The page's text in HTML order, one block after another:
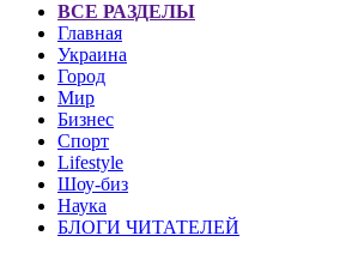
ВСЕ РАЗДЕЛЫ
Главная
Украина
Город
Мир
Бизнес
Спорт
Lifestyle
Шоу-биз
Наука
БЛОГИ ЧИТАТЕЛЕЙ